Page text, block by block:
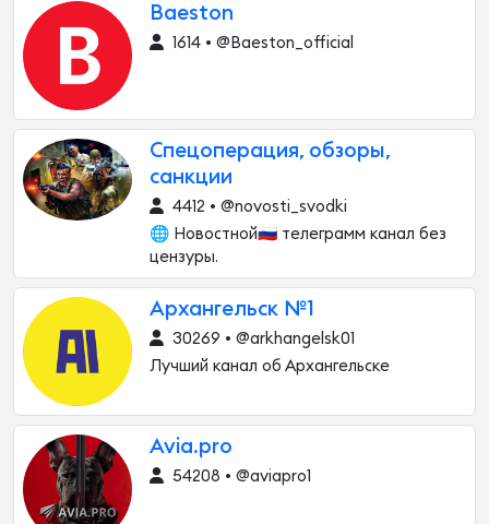
Baeston
1614 • @Baeston_official
Спецоперация, обзоры,
санкции
4412 • @novosti_svodki
🌐 Новостной🇷🇺 телеграмм канал без
цензуры.
Архангельск №1
30269 • @arkhangelsk01
Лучший канал об Архангельске
Avia.pro
54208 • @aviapro1